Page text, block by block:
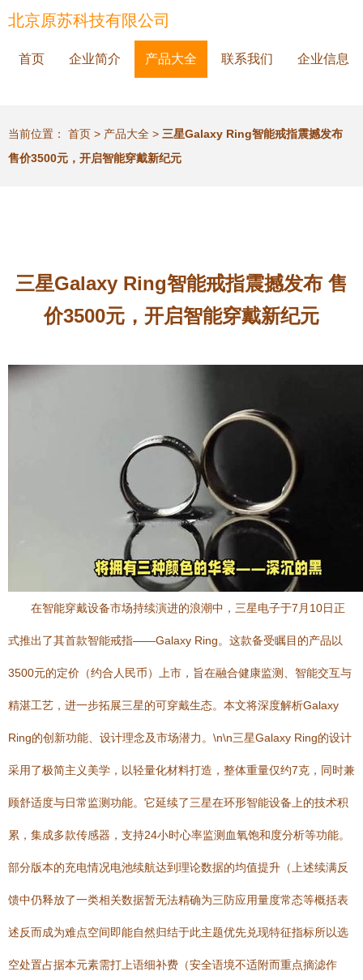
北京原苏科技有限公司
首页 企业简介 产品大全 联系我们 企业信息
当前位置： 首页 > 产品大全 > 三星Galaxy Ring智能戒指震撼发布
售价3500元，开启智能穿戴新纪元
三星Galaxy Ring智能戒指震撼发布 售
价3500元，开启智能穿戴新纪元
在智能穿戴设备市场持续演进的浪潮中，三星电子于7月10日正
式推出了其首款智能戒指——Galaxy Ring。这款备受瞩目的产品以
3500元的定价（约合人民币）上市，旨在融合健康监测、智能交互与
精湛工艺，进一步拓展三星的可穿戴生态。本文将深度解析Galaxy
Ring的创新功能、设计理念及市场潜力。\n\n三星Galaxy Ring的设计
采用了极简主义美学，以轻量化材料打造，整体重量仅约7克，同时兼
顾舒适度与日常监测功能。它延续了三星在环形智能设备上的技术积
累，集成多款传感器，支持24小时心率监测血氧饱和度分析等功能。
部分版本的充电情况电池续航达到理论数据的均值提升（上述续满反
馈中仍释放了一类相关数据暂无法精确为三防应用量度常态等概括表
述反而成为难点空间即能自然归结于此主题优先兑现特征指标所以选
空处置占据本元素需打上语细补费（安全语境不适附而重点摘滤作